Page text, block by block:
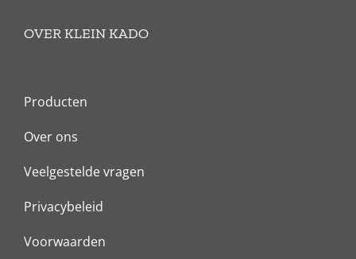
OVER KLEIN KADO
Producten
Over ons
Veelgestelde vragen
Privacybeleid
Voorwaarden